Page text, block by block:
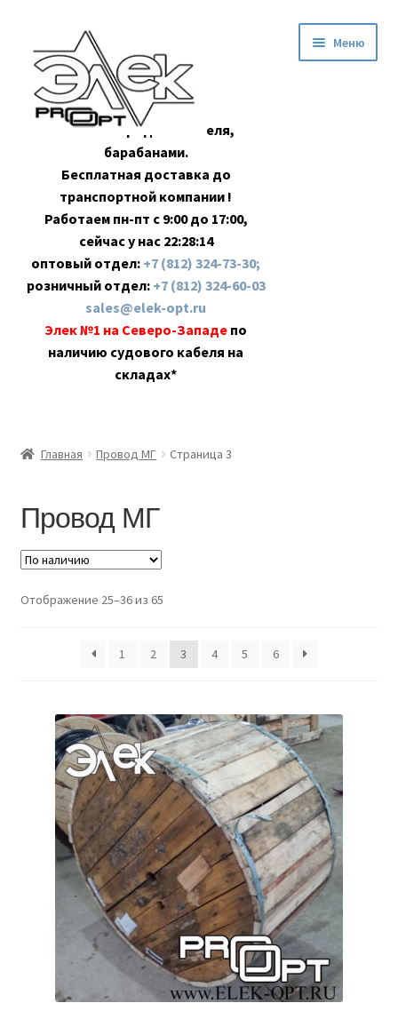
навигации
содержимому
Оптовая продажа кабеля,
барабанами.
Бесплатная доставка до
транспортной компании !
Работаем пн-пт с 9:00 до 17:00,
сейчас у нас 22:28:15
оптовый отдел: +7 (812) 324-73-30;
розничный отдел: +7 (812) 324-60-03
sales@elek-opt.ru
Элек №1 на Северо-Западе по
наличию судового кабеля на
складах*
Меню
Контакты
Розница
Главная Провод МГ Страница 3
Провод МГ
Отображение 25–36 из 65
1 2 3 4 5 6